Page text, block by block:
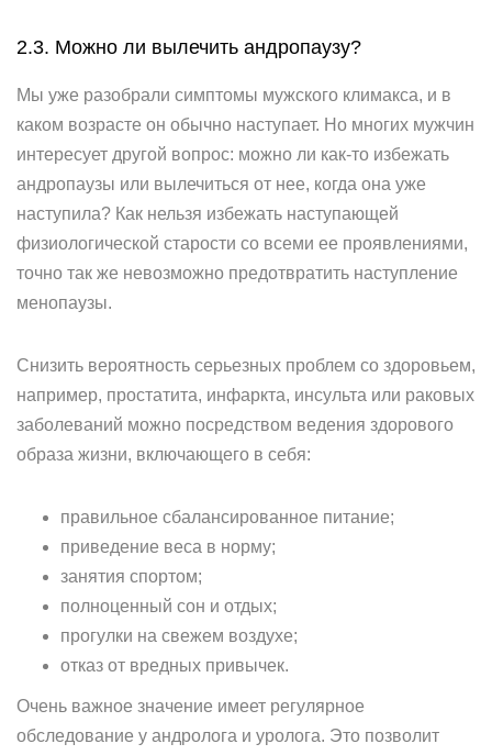
2.3. Можно ли вылечить андропаузу?
Мы уже разобрали симптомы мужского климакса, и в
каком возрасте он обычно наступает. Но многих мужчин
интересует другой вопрос: можно ли как-то избежать
андропаузы или вылечиться от нее, когда она уже
наступила? Как нельзя избежать наступающей
физиологической старости со всеми ее проявлениями,
точно так же невозможно предотвратить наступление
менопаузы.
Снизить вероятность серьезных проблем со здоровьем,
например, простатита, инфаркта, инсульта или раковых
заболеваний можно посредством ведения здорового
образа жизни, включающего в себя:
правильное сбалансированное питание;
приведение веса в норму;
занятия спортом;
полноценный сон и отдых;
прогулки на свежем воздухе;
отказ от вредных привычек.
Очень важное значение имеет регулярное
обследование у андролога и уролога. Это позволит